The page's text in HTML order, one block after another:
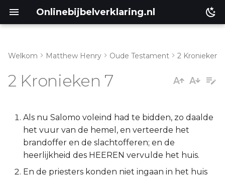
Onlinebijbelverklaring.nl
2 Kronieken 7:12-22
Lukas
Johannes
Handelingen
Welkom Matthew Henry Oude Testament 2 Kronieken
2 Kronieken 7
Als nu Salomo voleind had te bidden, zo daalde
het vuur van de hemel, en verteerde het
brandoffer en de slachtofferen; en de
heerlijkheid des HEEREN vervulde het huis.
En de priesters konden niet ingaan in het huis